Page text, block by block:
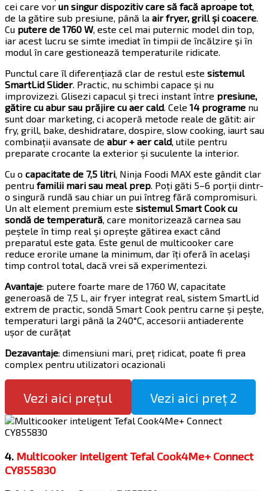
cei care vor un singur dispozitiv care să facă aproape tot,
de la gătire sub presiune, până la air fryer, grill și coacere.
Cu putere de 1760 W, este cel mai puternic model din top,
iar acest lucru se simte imediat în timpii de încălzire și în
modul în care gestionează temperaturile ridicate.
Punctul care îl diferențiază clar de restul este sistemul
SmartLid Slider. Practic, nu schimbi capace și nu
improvizezi. Glisezi capacul și treci instant între presiune,
gătire cu abur sau prăjire cu aer cald. Cele 14 programe nu
sunt doar marketing, ci acoperă metode reale de gătit: air
fry, grill, bake, deshidratare, dospire, slow cooking, iaurt sau
combinații avansate de abur + aer cald, utile pentru
preparate crocante la exterior și suculente la interior.
Cu o capacitate de 7,5 litri, Ninja Foodi MAX este gândit clar
pentru familii mari sau meal prep. Poți găti 5–6 porții dintr-
o singură rundă sau chiar un pui întreg fără compromisuri.
Un alt element premium este sistemul Smart Cook cu
sondă de temperatură, care monitorizează carnea sau
peștele în timp real și oprește gătirea exact când
preparatul este gata. Este genul de multicooker care
reduce erorile umane la minimum, dar îți oferă în același
timp control total, dacă vrei să experimentezi.
Avantaje: putere foarte mare de 1760 W, capacitate
generoasă de 7,5 L, air fryer integrat real, sistem SmartLid
extrem de practic, sondă Smart Cook pentru carne și pește,
temperaturi largi până la 240°C, accesorii antiaderente
ușor de curățat
Dezavantaje: dimensiuni mari, preț ridicat, poate fi prea
complex pentru utilizatori ocazionali
Vezi aici prețul Vezi aici preț 2
4. Multicooker inteligent Tefal Cook4Me+ Connect
CY855830